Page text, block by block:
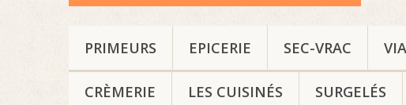
PRIMEURS EPICERIE SEC-VRAC
CRÈMERIE LES CUISINÉS SURGELÉS